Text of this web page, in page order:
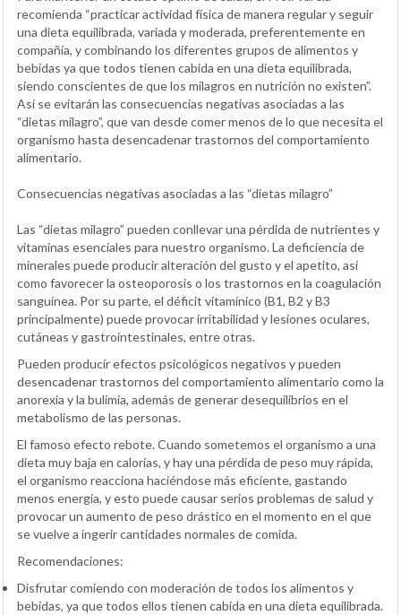
recomienda “practicar actividad física de manera regular y seguir
una dieta equilibrada, variada y moderada, preferentemente en
compañía, y combinando los diferentes grupos de alimentos y
bebidas ya que todos tienen cabida en una dieta equilibrada,
siendo conscientes de que los milagros en nutrición no existen”.
Así se evitarán las consecuencias negativas asociadas a las
“dietas milagro”, que van desde comer menos de lo que necesita el
organismo hasta desencadenar trastornos del comportamiento
alimentario.
Consecuencias negativas asociadas a las “dietas milagro”
Las “dietas milagro” pueden conllevar una pérdida de nutrientes y
vitaminas esenciales para nuestro organismo. La deficiencia de
minerales puede producir alteración del gusto y el apetito, así
como favorecer la osteoporosis o los trastornos en la coagulación
sanguínea. Por su parte, el déficit vitamínico (B1, B2 y B3
principalmente) puede provocar irritabilidad y lesiones oculares,
cutáneas y gastrointestinales, entre otras.
Pueden producir efectos psicológicos negativos y pueden
desencadenar trastornos del comportamiento alimentario como la
anorexia y la bulimia, además de generar desequilibrios en el
metabolismo de las personas.
El famoso efecto rebote. Cuando sometemos el organismo a una
dieta muy baja en calorías, y hay una pérdida de peso muy rápida,
el organismo reacciona haciéndose más eficiente, gastando
menos energía, y esto puede causar serios problemas de salud y
provocar un aumento de peso drástico en el momento en el que
se vuelve a ingerir cantidades normales de comida.
Recomendaciones:
Disfrutar comiendo con moderación de todos los alimentos y
bebidas, ya que todos ellos tienen cabida en una dieta equilibrada.